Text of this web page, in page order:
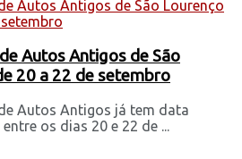
Autos Antigos de São
20 a 22 de setembro
Autos Antigos já tem data
os dias 20 e 22 de ...